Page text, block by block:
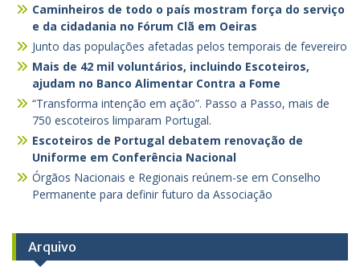
Caminheiros de todo o país mostram força do serviço
e da cidadania no Fórum Clã em Oeiras
Junto das populações afetadas pelos temporais de fevereiro
Mais de 42 mil voluntários, incluindo Escoteiros,
ajudam no Banco Alimentar Contra a Fome
“Transforma intenção em ação”. Passo a Passo, mais de
750 escoteiros limparam Portugal.
Escoteiros de Portugal debatem renovação de
Uniforme em Conferência Nacional
Órgãos Nacionais e Regionais reúnem-se em Conselho
Permanente para definir futuro da Associação
Arquivo